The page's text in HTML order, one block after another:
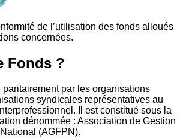
de l’utilisation des fonds alloués
concernées.
Fonds ?
paritairement par les organisations
syndicales représentatives au
Il est constitué sous la
dénommée : Association de Gestion
(AGFPN).